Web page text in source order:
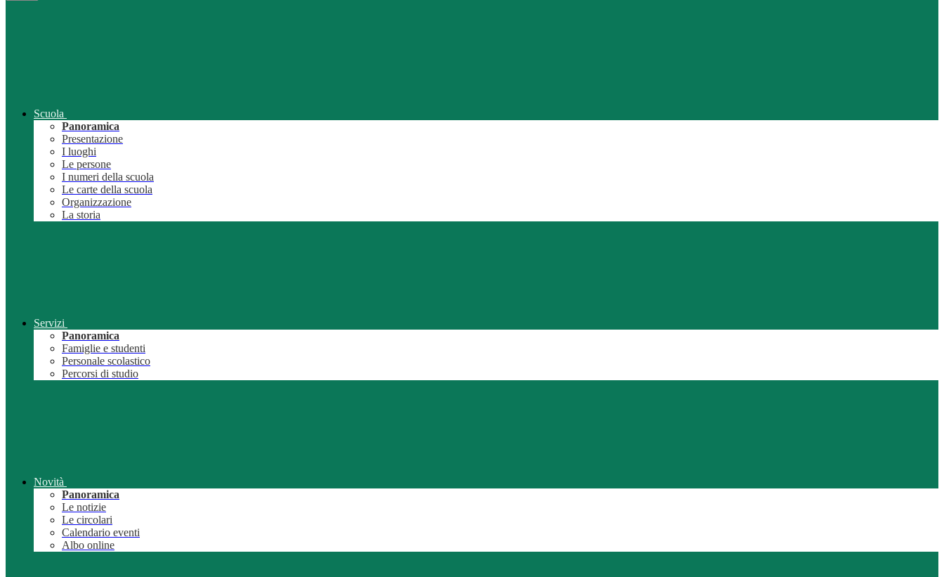
Scuola
Panoramica
Presentazione
I luoghi
Le persone
I numeri della scuola
Le carte della scuola
Organizzazione
La storia
Servizi
Panoramica
Famiglie e studenti
Personale scolastico
Percorsi di studio
Novità
Panoramica
Le notizie
Le circolari
Calendario eventi
Albo online